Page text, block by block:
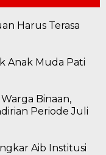
Harus Terasa
Anak Muda Pati
Binaan,
Periode Juli
Aib Institusi